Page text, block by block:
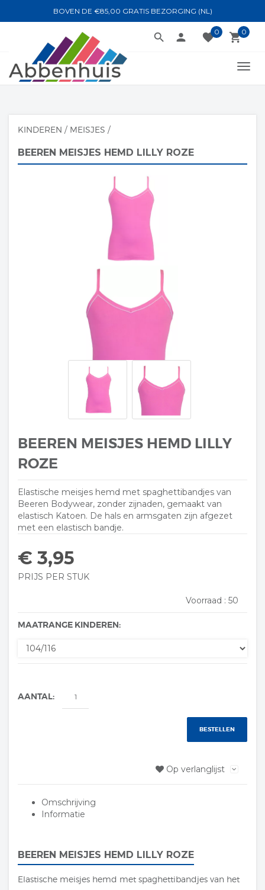
BOVEN DE €85,00 GRATIS BEZORGING (NL)
local_grocery_store0
favorite0
search person
KINDEREN / MEISJES /
BEEREN MEISJES HEMD LILLY ROZE
BEEREN MEISJES HEMD LILLY
ROZE
Elastische meisjes hemd met spaghettibandjes van
Beeren Bodywear, zonder zijnaden, gemaakt van
elastisch Katoen. De hals en armsgaten zijn afgezet
met een elastisch bandje.
€ 3,95
PRIJS PER STUK
Voorraad : 50
MAATRANGE KINDEREN:
AANTAL:
BESTELLEN
Op verlanglijst
Omschrijving
Informatie
BEEREN MEISJES HEMD LILLY ROZE
Elastische meisjes hemd met spaghettibandjes van het